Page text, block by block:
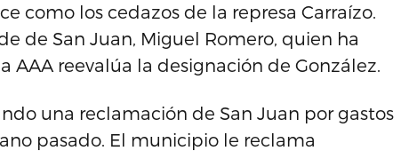
como los cedazos de la represa Carraízo.
de San Juan, Miguel Romero, quien ha
reevalúa la designación de González.
una reclamación de San Juan por gastos
pasado. El municipio le reclama